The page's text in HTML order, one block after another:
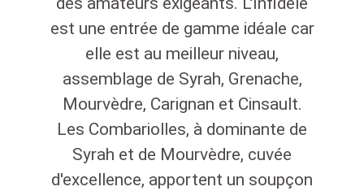
est une entrée de gamme idéale car
elle est au meilleur niveau,
assemblage de Syrah, Grenache,
Mourvèdre, Carignan et Cinsault.
Les Combariolles, à dominante de
Syrah et de Mourvèdre, cuvée
d'excellence, apportent un soupçon